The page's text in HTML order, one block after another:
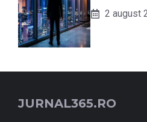
2 august
JURNAL365.RO